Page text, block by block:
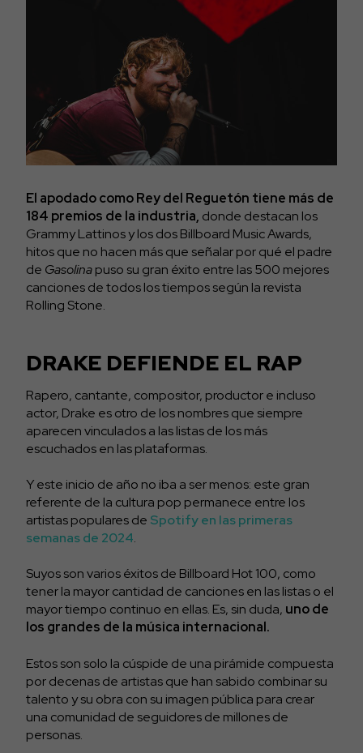
El apodado como Rey del Reguetón tiene más de
184 premios de la industria, donde destacan los
Grammy Lattinos y los dos Billboard Music Awards,
hitos que no hacen más que señalar por qué el padre
de Gasolinapuso su gran éxito entre las 500 mejores
canciones de todos los tiempos según la revista
Rolling Stone.
DRAKE DEFIENDE EL RAP
Rapero, cantante, compositor, productor e incluso
actor, Drake es otro de los nombres que siempre
aparecen vinculados a las listas de los más
escuchados en las plataformas.
Y este inicio de año no iba a ser menos: este gran
referente de la cultura pop permanece entre los
artistas populares de Spotify en las primeras
semanas de 2024.
Suyos son varios éxitos de Billboard Hot 100, como
tener la mayor cantidad de canciones en las listas o el
mayor tiempo continuo en ellas. Es, sin duda, uno de
los grandes de la música internacional.
Estos son solo la cúspide de una pirámide compuesta
por decenas de artistas que han sabido combinar su
talento y su obra con su imagen pública para crear
una comunidad de seguidores de millones de
personas.